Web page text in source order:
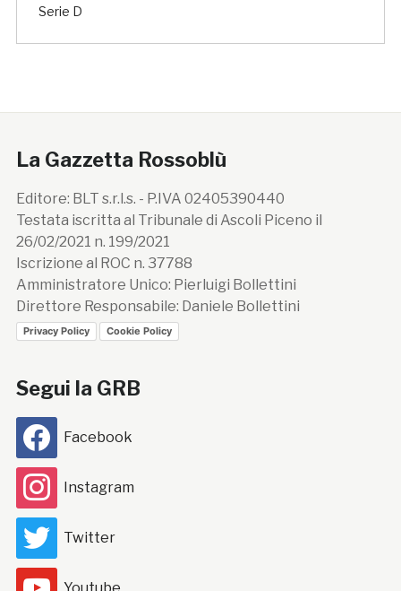
Serie D
La Gazzetta Rossoblù
Editore: BLT s.r.l.s. - P.IVA 02405390440
Testata iscritta al Tribunale di Ascoli Piceno il
26/02/2021 n. 199/2021
Iscrizione al ROC n. 37788
Amministratore Unico: Pierluigi Bollettini
Direttore Responsabile: Daniele Bollettini
Privacy Policy Cookie Policy
Segui la GRB
Facebook
Instagram
Twitter